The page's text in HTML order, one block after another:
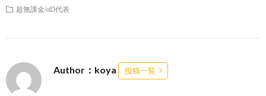
超無課金/αD代表
Author：koya 投稿一覧